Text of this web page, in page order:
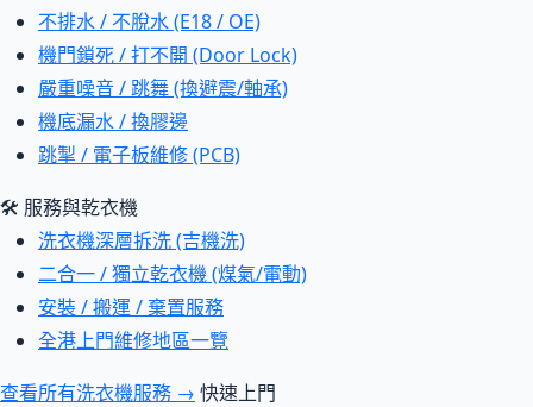
不排水 / 不脫水 (E18 / OE)
機門鎖死 / 打不開 (Door Lock)
嚴重噪音 / 跳舞 (換避震/軸承)
機底漏水 / 換膠邊
跳掣 / 電子板維修 (PCB)
🛠 服務與乾衣機
洗衣機深層拆洗 (吉機洗)
二合一 / 獨立乾衣機 (煤氣/電動)
安裝 / 搬運 / 棄置服務
全港上門維修地區一覽
查看所有洗衣機服務 → 快速上門